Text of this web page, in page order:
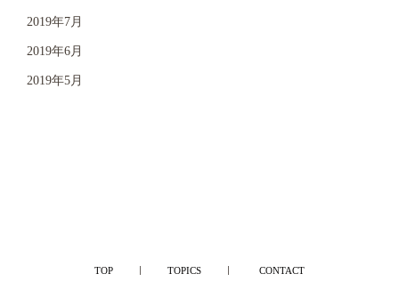
2019年7月
2019年6月
2019年5月
TOP TOPICS CONTACT